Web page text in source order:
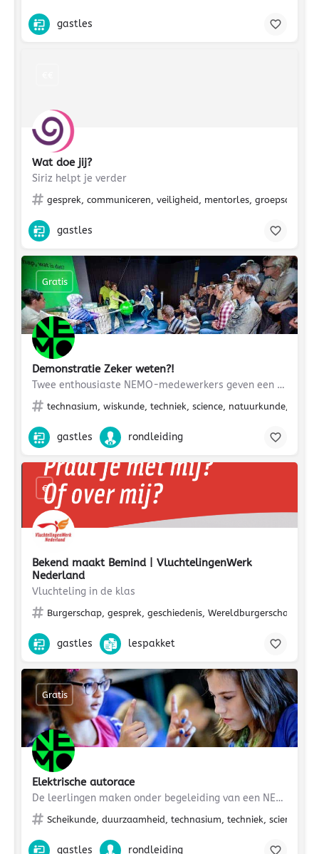
gastles
Wat doe jij?
Siriz helpt je verder
gesprek, communiceren, veiligheid, mentorles, groepsdruk,
gastles
Demonstratie Zeker weten?!
Twee enthousiaste NEMO-medewerkers geven een demonstratie over onderzoek doen. Ze laten een aantal…
technasium, wiskunde, techniek, science, natuurkunde,
Gratis
gastles rondleiding
Bekend maakt Bemind | VluchtelingenWerk
Nederland
Vluchteling in de klas
Burgerschap, gesprek, geschiedenis, Wereldburgerschap,
€
gastles lespakket
Elektrische autorace
De leerlingen maken onder begeleiding van een NEMO medewerker een elektrische auto met eenvoudige materialen.…
Scheikunde, duurzaamheid, technasium, techniek, science,
Gratis
gastles rondleiding